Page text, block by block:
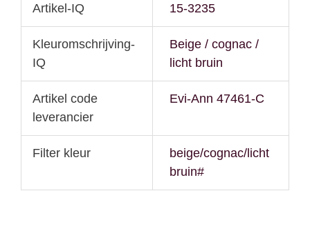
Artikel-IQ 15-3235
Kleuromschrijving-
IQ
Beige / cognac /
licht bruin
Artikel code
leverancier
Evi-Ann 47461-C
Filter kleur
beige/cognac/licht
bruin#